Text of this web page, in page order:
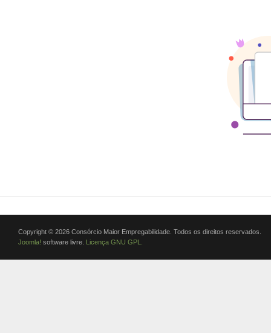
Copyright © 2026 Consórcio Maior Empregabilidade. Todos os direitos reservados.
Joomla! software livre. Licença GNU GPL.